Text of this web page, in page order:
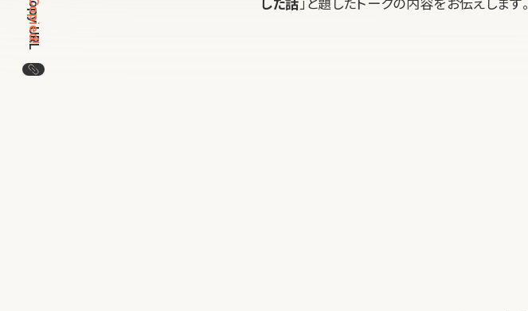
Copy URL
Copied!
この記事のURLをコピー
した話 」と題したトークの内容をお伝えします。